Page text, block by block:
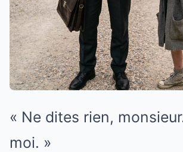
« Ne dites rien,
moi. »